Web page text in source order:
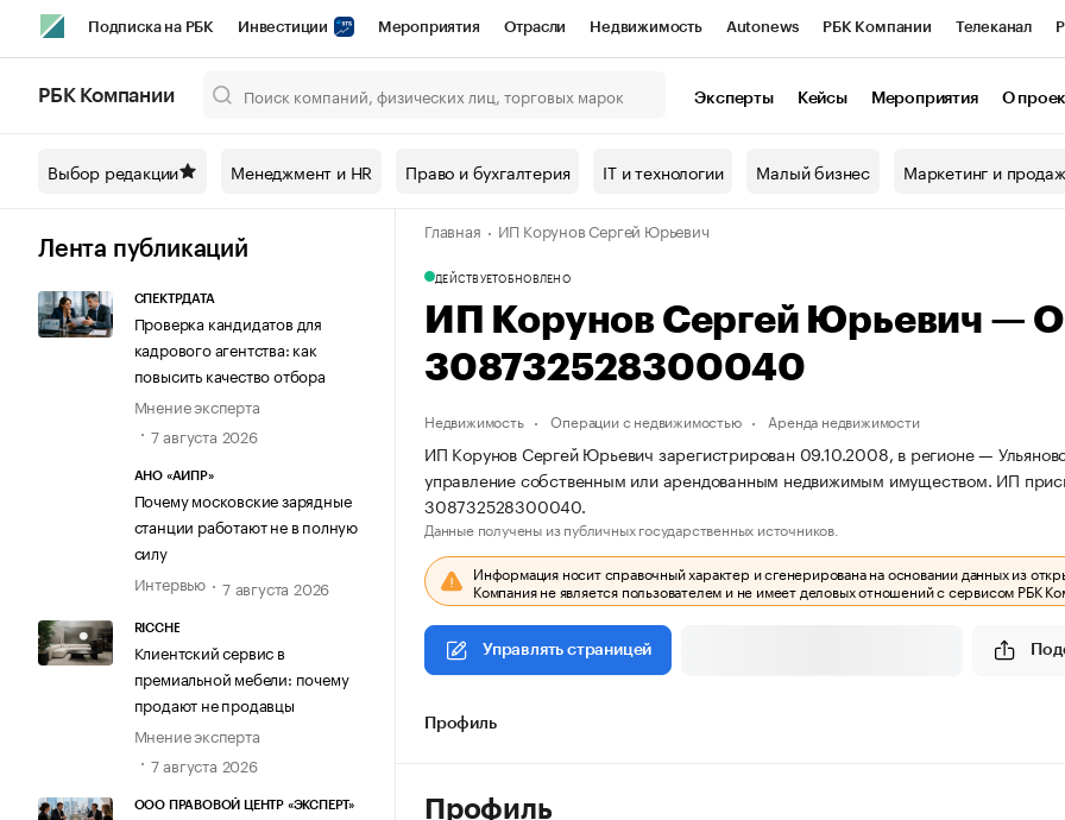
Подписка на РБК Инвестиции Мероприятия Отрасли Недвижимость Autonews РБК Компании Телеканал
Спецпроекты СПб Конференции СПб Спецпроекты Проверка контрагентов
Технологии и медиа Рынок наличной валюты
РБК Компании Эксперты Кейсы Мероприятия О
Выбор редакции Менеджмент и HR Право и бухгалтерия IT и технологии Малый бизнес Маркетинг и
Лента публикаций
СПЕКТРДАТА
Проверка кандидатов для
кадрового агентства: как
повысить качество отбора
Мнение эксперта
7 августа 2026
АНО «АИПР»
Почему московские зарядные
станции работают не в полную
силу
Интервью
7 августа 2026
RICCHE
Клиентский сервис в
премиальной мебели: почему
продают не продавцы
Мнение эксперта
7 августа 2026
ООО ПРАВОВОЙ ЦЕНТР «ЭКСПЕРТ»
Главная ИП Корунов Сергей Юрьевич
ДЕЙСТВУЕТОБНОВЛЕНО
ИП Корунов Сергей Юрьевич —
308732528300040
Недвижимость Операции с недвижимостью Аренда недвижимости
ИП Корунов Сергей Юрьевич зарегистрирован 09.10.2008, в регионе —
управление собственным или арендованным недвижимым имуществом. ИП
308732528300040.
Данные получены из публичных государственных источников.
Информация носит справочный характер и сгенерирована на основании данных из
Компания не является пользователем и не имеет деловых отношений с сервисом РБК
Управлять страницей
Профиль
Профиль